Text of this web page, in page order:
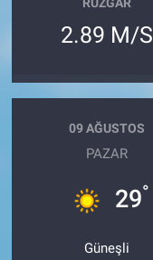
RÜZGAR
2.89 M/S
09 AĞUSTOS
PAZAR
29°
Güneşli